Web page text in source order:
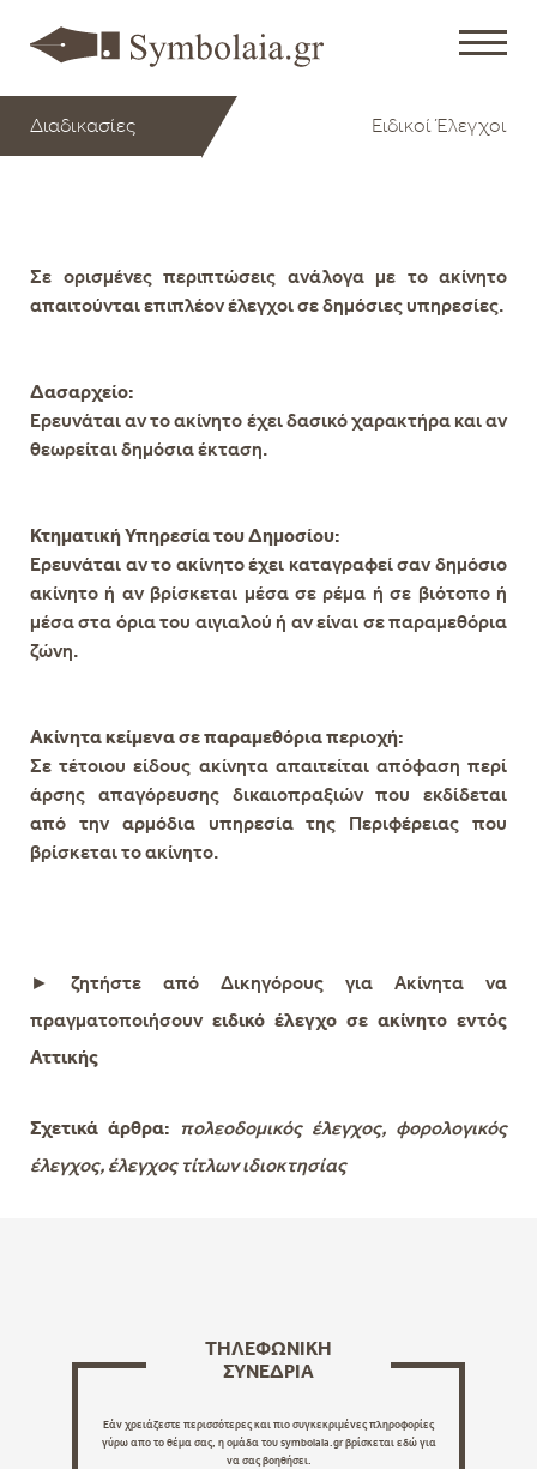
Διαδικασίες Ειδικοί Έλεγχοι
Σε ορισμένες περιπτώσεις ανάλογα με το ακίνητο
απαιτούνται επιπλέον έλεγχοι σε δημόσιες υπηρεσίες.
Δασαρχείο:
Ερευνάται αν το ακίνητο έχει δασικό χαρακτήρα και αν
θεωρείται δημόσια έκταση.
Κτηματική Υπηρεσία του Δημοσίου:
Ερευνάται αν το ακίνητο έχει καταγραφεί σαν δημόσιο
ακίνητο ή αν βρίσκεται μέσα σε ρέμα ή σε βιότοπο ή
μέσα στα όρια του αιγιαλού ή αν είναι σε παραμεθόρια
ζώνη.
Ακίνητα κείμενα σε παραμεθόρια περιοχή:
Σε τέτοιου είδους ακίνητα απαιτείται απόφαση περί
άρσης απαγόρευσης δικαιοπραξιών που εκδίδεται
από την αρμόδια υπηρεσία της Περιφέρειας που
βρίσκεται το ακίνητο.
► ζητήστε από Δικηγόρους για Ακίνητα να
πραγματοποιήσουν ειδικό έλεγχο σε ακίνητο εντός
Αττικής
Σχετικά άρθρα: πολεοδομικός έλεγχος, φορολογικός
έλεγχος, έλεγχος τίτλων ιδιοκτησίας
ΤΗΛΕΦΩΝΙΚΗ
ΣΥΝΕΔΡΙΑ
Εάν χρειάζεστε περισσότερες και πιο συγκεκριμένες πληροφορίες
γύρω απο το θέμα σας, η ομάδα του symbolaia.gr βρίσκεται εδώ για
να σας βοηθήσει.